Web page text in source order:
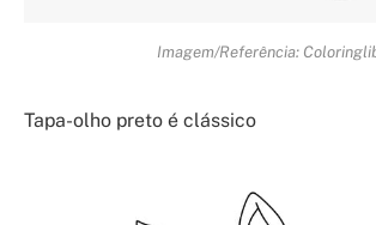
Imagem/Referência:
Tapa-olho preto é clássico